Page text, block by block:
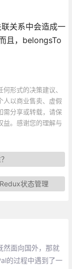
关系中会造成一
且，belongsTo
形式的决策建议、
人以商业售卖、虚假
需分享或转载，请保
益。感谢您的理解与
状态管理
然面向国外，那就
的过程中遇到了一